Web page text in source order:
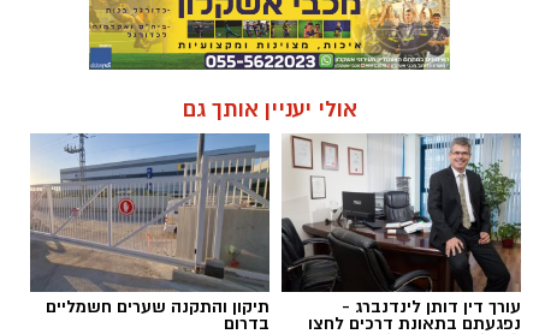
אולי יעניין אותך גם
עורך דין דותן לינדנברג -
נפגעתם בתאונת דרכים לחצו
תיקון והתקנה שערים חשמליים
בדרום